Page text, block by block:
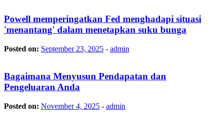
Powell memperingatkan Fed menghadapi situasi
'menantang' dalam menetapkan suku bunga
Posted on: September 23, 2025 - admin
Bagaimana Menyusun Pendapatan dan
Pengeluaran Anda
Posted on: November 4, 2025 - admin